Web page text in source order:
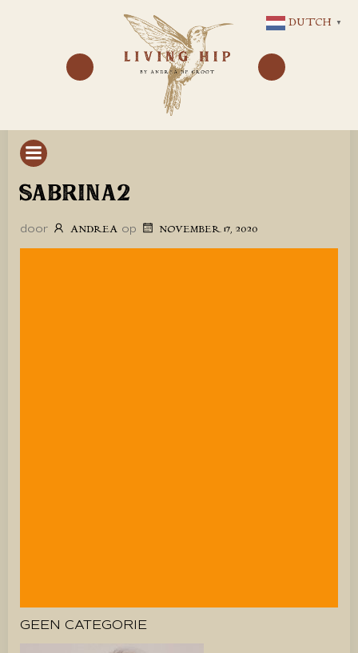
NAAR
DE
INHOUD
SABRINA2
door ANDREA op NOVEMBER 17, 2020
GEEN CATEGORIE
DUTCH ▼